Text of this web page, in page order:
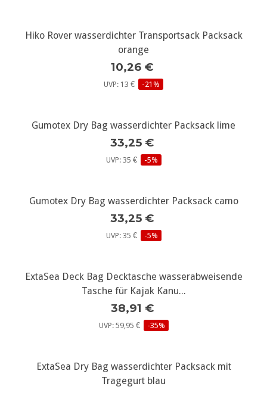
Hiko Rover wasserdichter Transportsack Packsack
orange
10,26 €
UVP: 13 € -21%
Gumotex Dry Bag wasserdichter Packsack lime
33,25 €
UVP: 35 € -5%
Gumotex Dry Bag wasserdichter Packsack camo
33,25 €
UVP: 35 € -5%
ExtaSea Deck Bag Decktasche wasserabweisende
Tasche für Kajak Kanu...
38,91 €
UVP: 59,95 € -35%
ExtaSea Dry Bag wasserdichter Packsack mit
Tragegurt blau